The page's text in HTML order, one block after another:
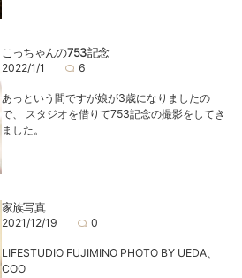
こっちゃんの753記念
2022/1/1 6
あっという間ですが娘が3歳になりましたの
で、 スタジオを借りて753記念の撮影をしてき
ました。
家族写真
2021/12/19 0
LIFESTUDIO FUJIMINO PHOTO BY UEDA、
COO